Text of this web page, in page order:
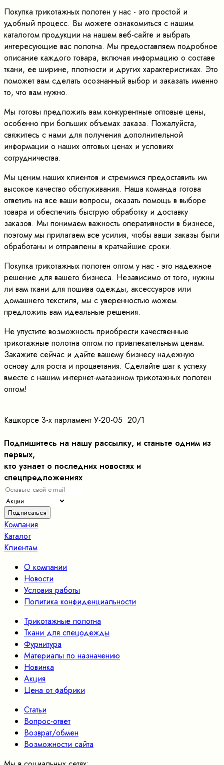
Покупка трикотажных полотен у нас - это простой и
удобный процесс. Вы можете ознакомиться с нашим
каталогом продукции на нашем веб-сайте и выбрать
интересующие вас полотна. Мы предоставляем подробное
описание каждого товара, включая информацию о составе
ткани, ее ширине, плотности и других характеристиках. Это
поможет вам сделать осознанный выбор и заказать именно
то, что вам нужно.
Мы готовы предложить вам конкурентные оптовые цены,
особенно при больших объемах заказа. Пожалуйста,
свяжитесь с нами для получения дополнительной
информации о наших оптовых ценах и условиях
сотрудничества.
Мы ценим наших клиентов и стремимся предоставить им
высокое качество обслуживания. Наша команда готова
ответить на все ваши вопросы, оказать помощь в выборе
товара и обеспечить быструю обработку и доставку
заказов. Мы понимаем важность оперативности в бизнесе,
поэтому мы прилагаем все усилия, чтобы ваши заказы были
обработаны и отправлены в кратчайшие сроки.
Покупка трикотажных полотен оптом у нас - это надежное
решение для вашего бизнеса. Независимо от того, нужны
ли вам ткани для пошива одежды, аксессуаров или
домашнего текстиля, мы с уверенностью можем
предложить вам идеальные решения.
Не упустите возможность приобрести качественные
трикотажные полотна оптом по привлекательным ценам.
Закажите сейчас и дайте вашему бизнесу надежную
основу для роста и процветания. Сделайте шаг к успеху
вместе с нашим интернет-магазином трикотажных полотен
оптом!
Кашкорсе 3-х парламент У-20-05 20/1
Подпишитесь на нашу рассылку, и станьте одним из
первых,
кто узнает о последних новостях и
спецпредложениях
Компания
Каталог
Клиентам
О компании
Новости
Условия работы
Политика конфиденциальности
Трикотажные полотна
Ткани для спецодежды
Фурнитура
Материалы по назначению
Новинка
Акция
Цена от фабрики
Статьи
Вопрос-ответ
Возврат/обмен
Возможности сайта